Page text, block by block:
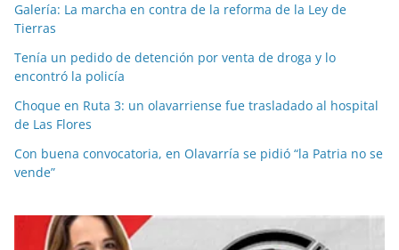
Galería: La marcha en contra de la reforma de la Ley de
Tierras
Tenía un pedido de detención por venta de droga y lo
encontró la policía
Choque en Ruta 3: un olavarriense fue trasladado al hospital
de Las Flores
Con buena convocatoria, en Olavarría se pidió “la Patria no se
vende”